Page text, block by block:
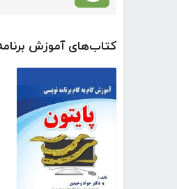
کتاب‌های آموزش